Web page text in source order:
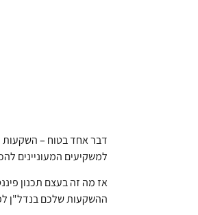
דבר אחד בטוח – השקעות
למשקיעים המעוניינים
אז מה זה בעצם תכנון
ההשקעות שלכם בנדל"ן